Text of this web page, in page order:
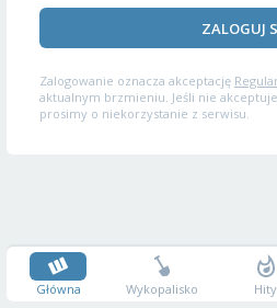
ZALOGUJ
Zalogowanie oznacza akceptację
aktualnym brzmieniu. Jeśli nie
prosimy o niekorzystanie z serwisu.
Główna Wykopalisko Hity